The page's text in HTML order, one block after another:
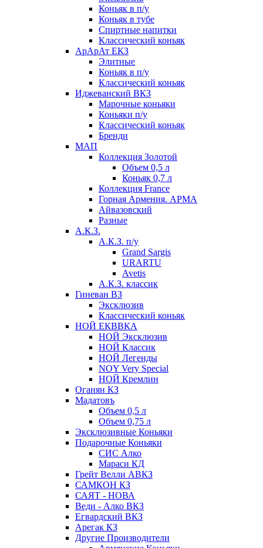
Коньяк в п/у
Коньяк в тубе
Спиртные напитки
Классический коньяк
АрАрАт ЕКЗ
Элитные
Коньяк в п/у
Классический коньяк
Иджеванский ВКЗ
Марочные коньяки
Коньяки п/у
Классический коньяк
Бренди
МАП
Коллекция Золотой
Объем 0,5 л
Коньяк 0,7 л
Коллекция France
Горная Армения. АРМА
Айвазовский
Разные
А.К.З.
А.К.З. п/у
Grand Sargis
URARTU
Avetis
А.К.З. классик
Гиневан ВЗ
Эксклюзив
Классический коньяк
НОЙ ЕКВВКА
НОЙ Эксклюзив
НОЙ Классик
НОЙ Легенды
NOY Very Speсial
НОЙ Кремлин
Оганян КЗ
Мадатовъ
Объем 0,5 л
Объем 0,75 л
Эксклюзивные Коньяки
Подарочные Коньяки
СИС Алко
Мараси КД
Грейт Велли АВКЗ
САМКОН КЗ
САЯТ - НОВА
Веди - Алко ВКЗ
Егвардский ВКЗ
Арегак КЗ
Другие Производители